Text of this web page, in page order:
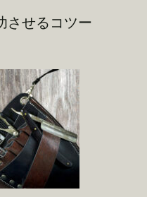
させるコツー